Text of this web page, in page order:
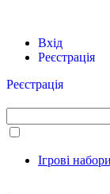
Вхід
Реєстрація
Реєстрація
Ігрові набори